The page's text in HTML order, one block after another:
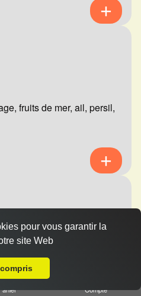
fruits de mer, ail, persil,
viande hachée,
Compte
pour vous garantir la
site Web